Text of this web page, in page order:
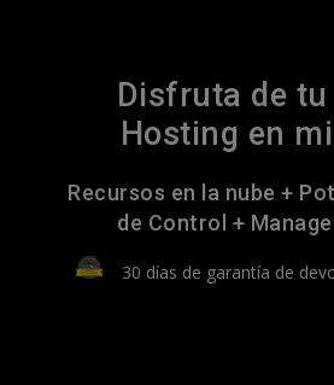
Disfruta de tu
Hosting en
Recursos en la nube +
de Control +
30 días de garantía de